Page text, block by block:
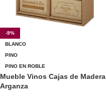
-9%
BLANCO
PINO
PINO EN ROBLE
Mueble Vinos Cajas de Madera
Arganza